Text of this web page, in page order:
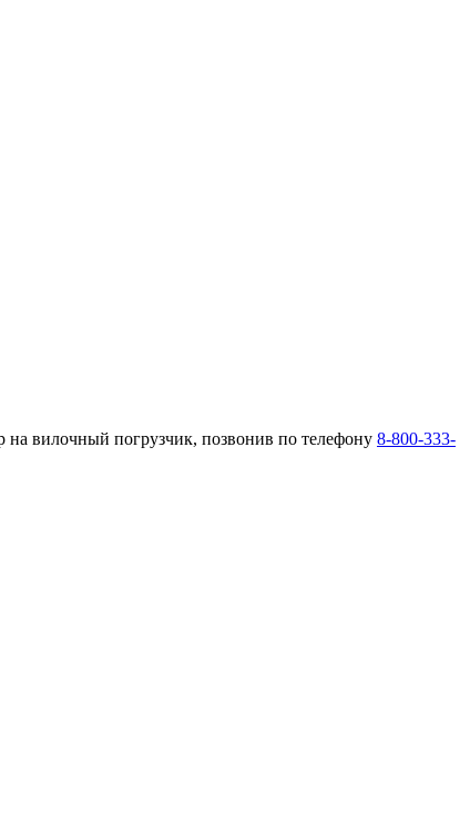
вилочный погрузчик, позвонив по телефону 8-800-333-